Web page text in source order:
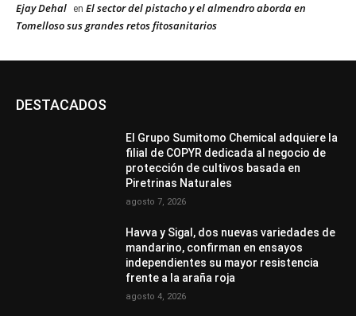
Ejay Dehal en El sector del pistacho y el almendro aborda en
Tomelloso sus grandes retos fitosanitarios
DESTACADOS
El Grupo Sumitomo Chemical adquiere la
filial de COPYR dedicada al negocio de
protección de cultivos basada en
Piretrinas Naturales
agosto 7, 2026
Havva y Sigal, dos nuevas variedades de
mandarino, confirman en ensayos
independientes su mayor resistencia
frente a la araña roja
agosto 4, 2026